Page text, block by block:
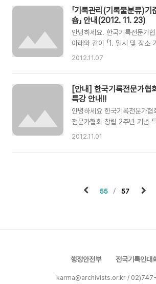
육원 입학예정자 및 2012년
:명지대학교 기록정보과학전
전 등록일반 등록정회..
사님들과 학생, 연구자분들이
참여해 주신 발표자분들과 참
감사의 말씀을 드립니다.당일
본도 남기지 않고 모든 자료집
못하신 분들이 계셨습니다. 또
집에 대해 문의하시는 분들도
자리에서 말씀드린 것처럼 발
석자분들의 양해와 동의를 얻
..
「기록관리(기록물분류)
숍」 안내(2012. 11. 23)
안녕하세요. 한국기록전문가
아래와 같이 「1. 일시 및 장소
분 류)기준표 정비 사례 워크숍
는 연구자분들의 참여를 바랍
11. 7) 각 기관으로 공문이 fax
혹 미처 받지 못하셨거나 확인
요하신 분들은 한국기록전문가
일 시 : ‘12. 11. 23(금) 14:00
2012.11.07
[안내] 한국기록전문가협
특강 안내!!
안녕하세요 한국기록전문가
전문가협회 창립 2주년 기념
합니다. 1. 특강 개요- 일 시 :
및 질의응답- 특강내용 : 1)
2012.11.01
55 57
행정안전부 전국기록인대
karma@archivists.or.kr /